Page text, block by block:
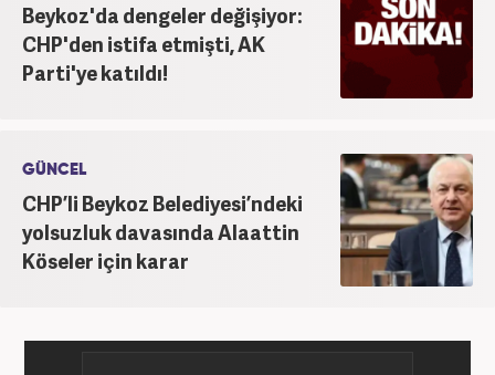
Beykoz'da dengeler değişiyor:
CHP'den istifa etmişti, AK
Parti'ye katıldı!
GÜNCEL
CHP’li Beykoz Belediyesi’ndeki
yolsuzluk davasında Alaattin
Köseler için karar